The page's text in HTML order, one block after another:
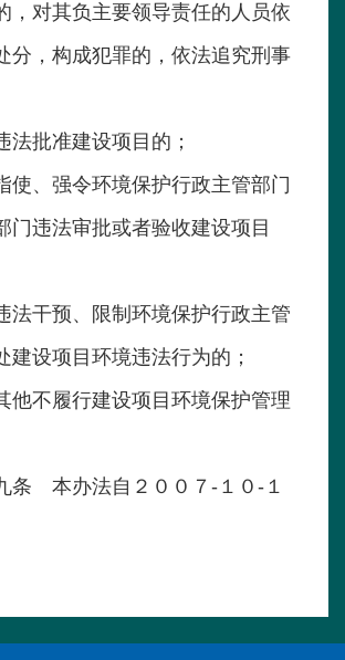
，对其负主要领导责任的人员依
分，构成犯罪的，依法追究刑事
批准建设项目的；
、强令环境保护行政主管部门
门违法审批或者验收建设项目
干预、限制环境保护行政主管
建设项目环境违法行为的；
不履行建设项目环境保护管理
本办法自２００７-１０-１